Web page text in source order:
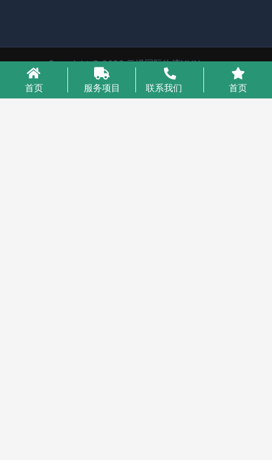
Copyright © 2026 云泽国际物流YUNcargo
粤ICP备2023046221号-1
首页 服务项目 联系我们 首页